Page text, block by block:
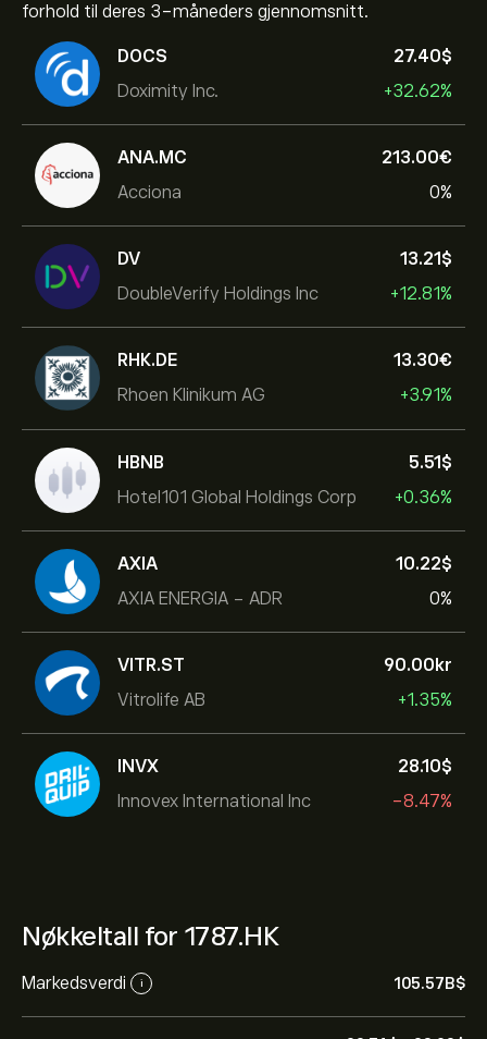
forhold til deres 3-måneders gjennomsnitt.
DOCS
Doximity Inc.
27.40‎$‎
+32.62%
ANA.MC
Acciona
213.00‎€‎
0%
DV
DoubleVerify Holdings Inc
13.21‎$‎
+12.81%
RHK.DE
Rhoen Klinikum AG
13.30‎€‎
+3.91%
HBNB
Hotel101 Global Holdings Corp
5.51‎$‎
+0.36%
AXIA
AXIA ENERGIA - ADR
10.22‎$‎
0%
VITR.ST
Vitrolife AB
90.00‎kr‎
+1.35%
INVX
Innovex International Inc
28.10‎$‎
-8.47%
Nøkkeltall for 1787.HK
Markedsverdi i 105.57B‎$‎